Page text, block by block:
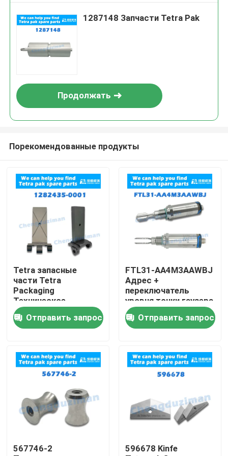
Продукты
Ролики
1287148 Запчасти Tetra Pak
Продолжать
Порекомендованные продукты
Tetra запасные
части Tetra
Packaging
Техническое
обслуживание и
ремонт
Отправить запрос
FTL31-AA4M3AAWBJ
Адрес +
переключатель
уровня точки гаузера
Отправить запрос
567746-2
596678 Kinfe